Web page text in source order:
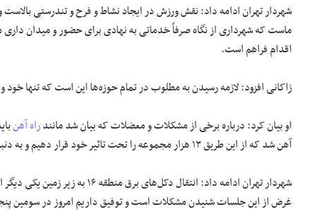
شهردار تهران ادامه داد: نقش ورزش در ایجاد نشاط و فرح و تندرستی بالاست و خدارو
ماست که شهرداری از نگاه صرفاً خدماتی به نهادی برای حضور و میدان داری
اقدام فراهم است.
زاکانی افزود: لازمه رسیدن به مطلوب در تمام حوزه‌ها این است که تنها
او بیان کرد: درباره برخی از مشکلات و معضلات که بیان شد مانندراه آهن
آهن شد که از این طریق ۱۳ هزار مجموعه را تحت تاثیر خود قرار دهیم و به دنبال این هستیم که این مشکل را حل کنیم.
شهردار تهران ادامه داد: انتقال دکل‌های برق منطقه ۱۶ به زیر زمین یکی دیگر از برنامه‌های
غرض از این جلسات شنیدن مشکلات است و توفیق داریم امروز در سومین